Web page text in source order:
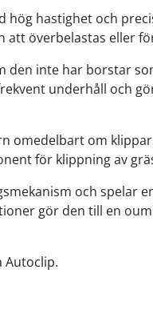
hastighet och
överbelastas eller
inte har borstar
underhåll och
om
för klippning av
och spelar
gör den till en
Autoclip.